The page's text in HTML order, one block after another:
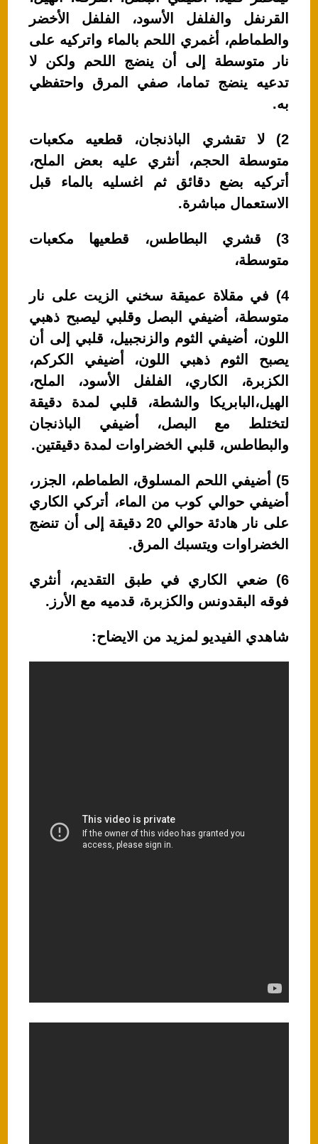
القرنفل والفلفل الأسود، الفلفل الأخضر
والطماطم، أغمري اللحم بالماء واتركيه على
نار متوسطة إلى أن ينضج اللحم ولكن لا
تدعيه ينضج تماما، صفي المرق واحتفظي
به.
2) لا تقشري الباذنجان، قطعيه مكعبات
متوسطة الحجم، أنثري عليه بعض الملح،
أتركيه بضع دقائق ثم اغسليه بالماء قبل
الاستعمال مباشرة.
3) قشري البطاطس، قطعيها مكعبات
متوسطة،
4) في مقلاة عميقة سخني الزيت على نار
متوسطة، أضيفي البصل وقلبي ليصبح ذهبي
اللون، أضيفي الثوم والزنجبيل، قلبي إلى أن
يصبح الثوم ذهبي اللون، أضيفي الكركم،
الكزبرة، الكاري، الفلفل الأسود، الملح،
الهيل،البابريكا والشطة، قلبي لمدة دقيقة
لتختلط مع البصل، أضيفي الباذنجان
والبطاطس، قلبي الخضراوات لمدة دقيقتين.
5) أضيفي اللحم المسلوق، الطماطم، الجزر،
أضيفي حوالي كوب من الماء، أتركي الكاري
على نار هادئة حوالي 20 دقيقة إلى أن تنضج
الخضراوات ويتسبك المرق.
6) ضعي الكاري في طبق التقديم، أنثري
فوقه البقدونس والكزبرة، قدميه مع الأرز.
شاهدي الفيديو لمزيد من الايضاح: